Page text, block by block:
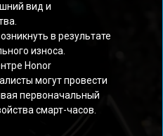
вид и
в результате
износа.
Honor
могут провести
первоначальный
смарт-часов.